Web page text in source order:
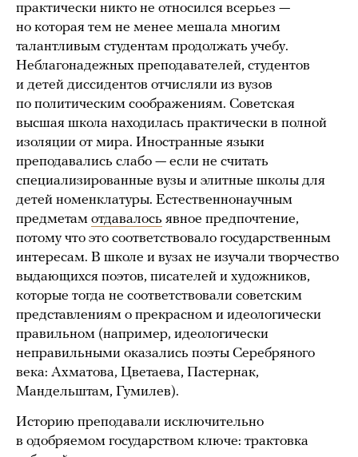
практически никто не относился всерьез —
но которая тем не менее мешала многим
талантливым студентам продолжать учебу.
Неблагонадежных преподавателей, студентов
и детей диссидентов отчисляли из вузов
по политическим соображениям. Советская
высшая школа находилась практически в полной
изоляции от мира. Иностранные языки
преподавались слабо — если не считать
специализированные вузы и элитные школы для
детей номенклатуры. Естественнонаучным
предметам отдавалось явное предпочтение,
потому что это соответствовало государственным
интересам. В школе и вузах не изучали творчество
выдающихся поэтов, писателей и художников,
которые тогда не соответствовали советским
представлениям о прекрасном и идеологически
правильном (например, идеологически
неправильными оказались поэты Серебряного
века: Ахматова, Цветаева, Пастернак,
Мандельштам, Гумилев).
Историю преподавали исключительно
в одобряемом государством ключе: трактовка